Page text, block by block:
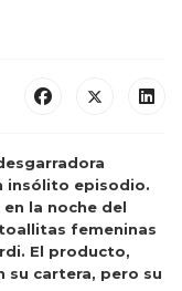
insólito episodio.
la noche del
femeninas
El producto,
su cartera, pero su